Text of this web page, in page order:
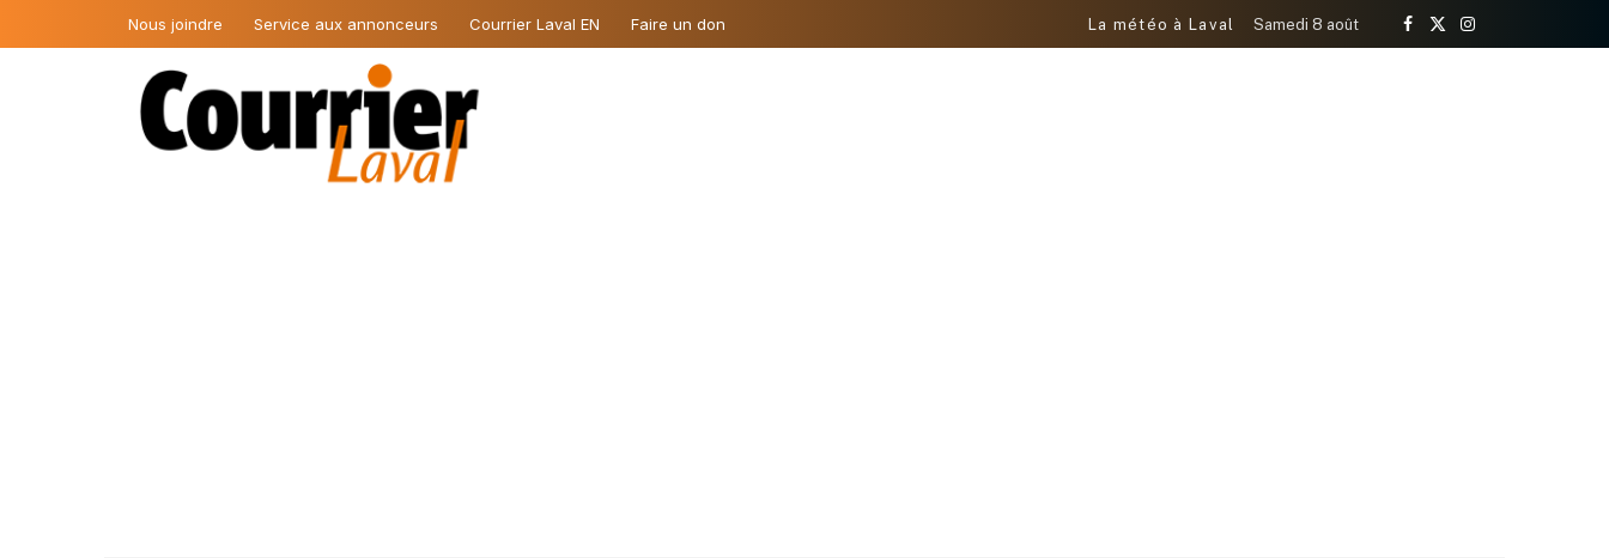
Nous joindre Service aux annonceurs Courrier Laval EN Faire un don La météo à Laval Samedi 8 août
Facebook
X
Instagram